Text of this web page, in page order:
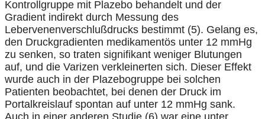
Kontrollgruppe mit Plazebo behandelt und der
Gradient indirekt durch Messung des
Lebervenenverschlußdrucks bestimmt (5). Gelang es,
den Druckgradienten medikamentös unter 12 mmHg
zu senken, so traten signifikant weniger Blutungen
auf, und die Varizen verkleinerten sich. Dieser Effekt
wurde auch in der Plazebogruppe bei solchen
Patienten beobachtet, bei denen der Druck im
Portalkreislauf spontan auf unter 12 mmHg sank.
Auch in einer anderen Studie (6) war eine unter